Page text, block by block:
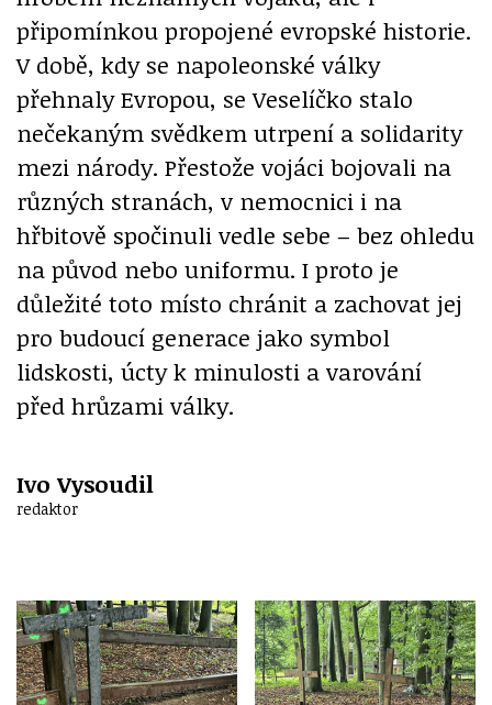
připomínkou propojené evropské historie.
V době, kdy se napoleonské války
přehnaly Evropou, se Veselíčko stalo
nečekaným svědkem utrpení a solidarity
mezi národy. Přestože vojáci bojovali na
různých stranách, v nemocnici i na
hřbitově spočinuli vedle sebe – bez ohledu
na původ nebo uniformu. I proto je
důležité toto místo chránit a zachovat jej
pro budoucí generace jako symbol
lidskosti, úcty k minulosti a varování
před hrůzami války.
Ivo Vysoudil
redaktor